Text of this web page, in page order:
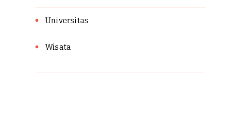
Universitas
Wisata